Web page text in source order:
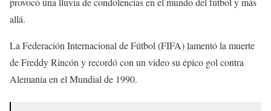
allá.
La Federación Internacional de Fútbol (FIFA) lamentó la muerte
de Freddy Rincón y recordó con un video su épico gol contra
Alemania en el Mundial de 1990.